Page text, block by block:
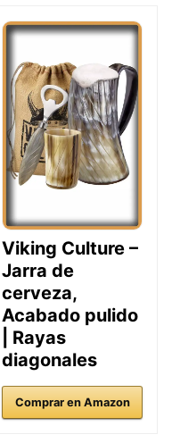
Viking Culture –
Jarra de
cerveza,
Acabado pulido
| Rayas
diagonales
Comprar en Amazon